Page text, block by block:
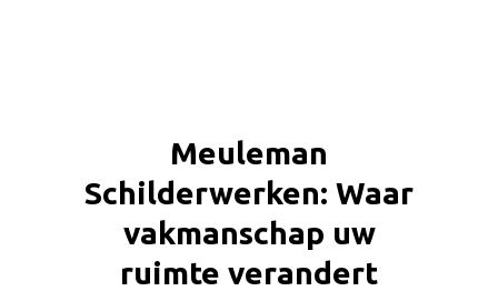
Meuleman
Schilderwerken: Waar
vakmanschap uw
ruimte verandert